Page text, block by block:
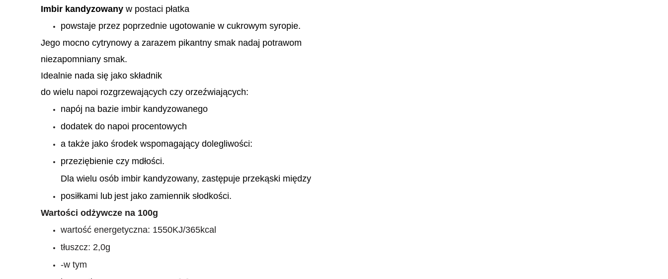
Imbir kandyzowany w postaci płatka
powstaje przez poprzednie ugotowanie w cukrowym syropie.
Jego mocno cytrynowy a zarazem pikantny smak nadaj potrawom
niezapomniany smak.
Idealnie nada się jako składnik
do wielu napoi rozgrzewających czy orzeźwiających:
napój na bazie imbir kandyzowanego
dodatek do napoi procentowych
a także jako środek wspomagający dolegliwości:
przeziębienie czy mdłości.
Dla wielu osób imbir kandyzowany, zastępuje przekąski między
posiłkami lub jest jako zamiennik słodkości.
Wartości odżywcze na 100g
wartość energetyczna: 1550KJ/365kcal
tłuszcz: 2,0g
-w tym